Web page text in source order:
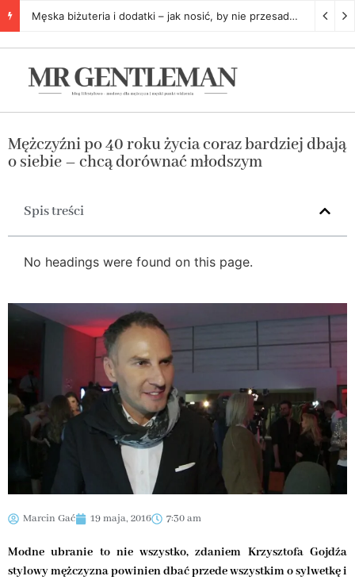
Męska biżuteria i dodatki – jak nosić, by nie przesadzić 5
Mężczyźni po 40 roku życia coraz bardziej dbają
o siebie – chcą dorównać młodszym
Spis treści
No headings were found on this page.
Marcin Gać 19 maja, 2016 7:30 am
Modne ubranie to nie wszystko, zdaniem Krzysztofa Gojdźa
stylowy mężczyzna powinien dbać przede wszystkim o sylwetkę i